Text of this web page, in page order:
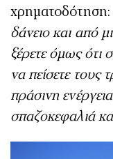
χρηματοδότηση:
δάνειο και από
ξέρετε όμως ότι
να πείσετε τους
πράσινη
σπαζοκεφαλιά